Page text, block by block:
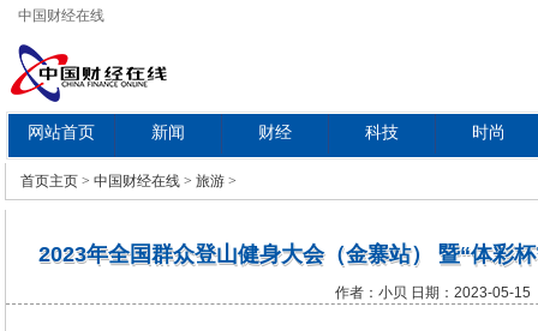
中国财经在线
网站首页 新闻 财经 科技 时尚
教育
首页主页 > 中国财经在线 > 旅游 >
2023年全国群众登山健身大会（金寨站） 暨“体彩
作者：小贝 日期：2023-05-15